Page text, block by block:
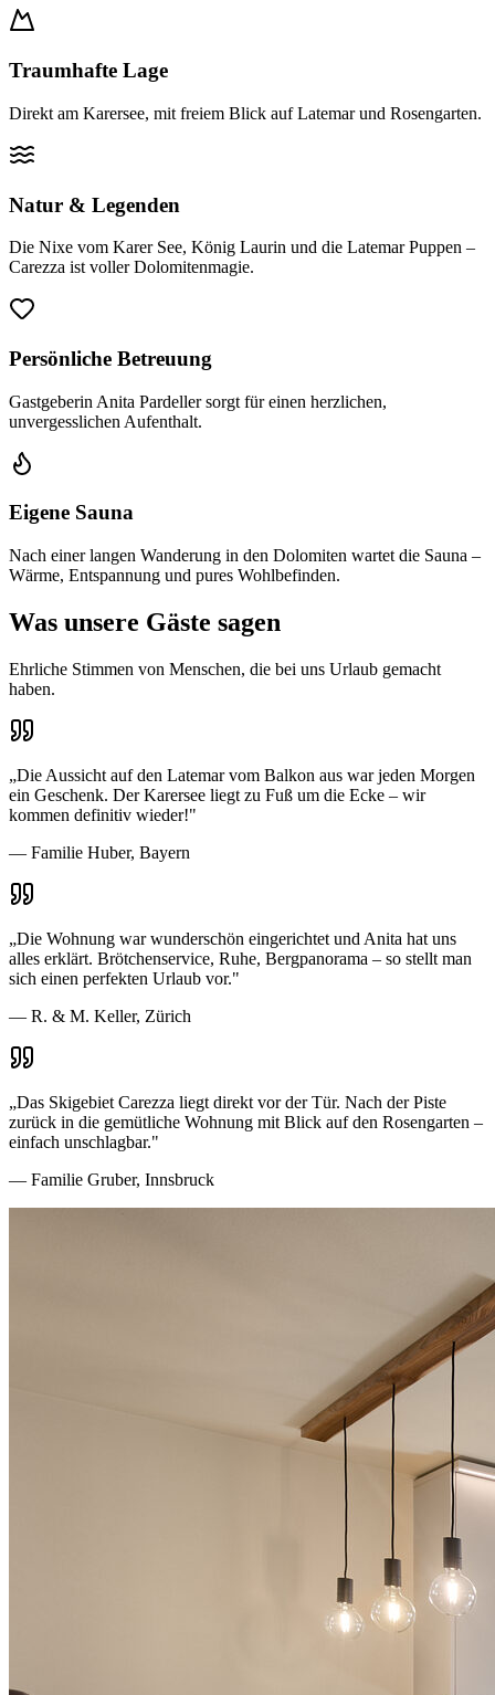
Traumhafte Lage
Direkt am Karersee, mit freiem Blick auf Latemar und Rosengarten.
Natur & Legenden
Die Nixe vom Karer See, König Laurin und die Latemar Puppen –
Carezza ist voller Dolomitenmagie.
Persönliche Betreuung
Gastgeberin Anita Pardeller sorgt für einen herzlichen,
unvergesslichen Aufenthalt.
Eigene Sauna
Nach einer langen Wanderung in den Dolomiten wartet die Sauna –
Wärme, Entspannung und pures Wohlbefinden.
Was unsere Gäste sagen
Ehrliche Stimmen von Menschen, die bei uns Urlaub gemacht
haben.
„Die Aussicht auf den Latemar vom Balkon aus war jeden Morgen
ein Geschenk. Der Karersee liegt zu Fuß um die Ecke – wir
kommen definitiv wieder!"
— Familie Huber, Bayern
„Die Wohnung war wunderschön eingerichtet und Anita hat uns
alles erklärt. Brötchenservice, Ruhe, Bergpanorama – so stellt man
sich einen perfekten Urlaub vor."
— R. & M. Keller, Zürich
„Das Skigebiet Carezza liegt direkt vor der Tür. Nach der Piste
zurück in die gemütliche Wohnung mit Blick auf den Rosengarten –
einfach unschlagbar."
— Familie Gruber, Innsbruck